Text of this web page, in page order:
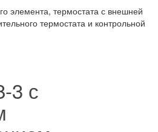
элемента, термостата с внешней
термостата и контрольной
3 с